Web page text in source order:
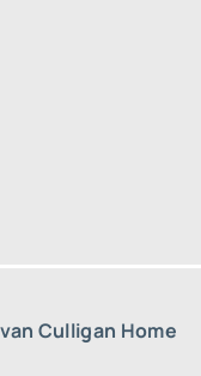
Culligan Home